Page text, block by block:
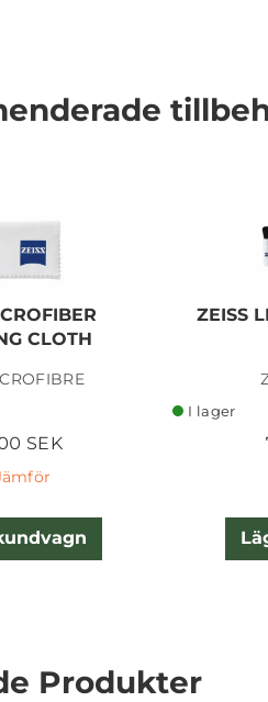
CLOTH
SEK
ZEISS
I lager
Produkter